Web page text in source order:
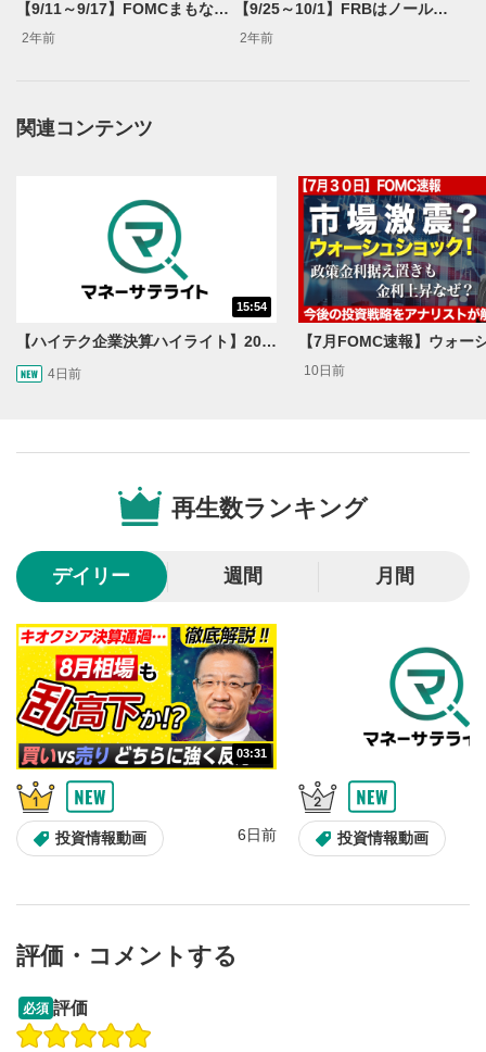
動画再生エリアにマウスを乗せると表示されます。
動画を再生または一時停止します。
10秒戻し/10秒送り
10秒、動画を巻き戻し/早送りします。
再生位置を示しています。再生したい位置をクリック
するとその位置から動画が再生されます。
スライダーを上下すると音量が調整できます。
8
全画面表示
動画が全画面で表示されます。再度クリックすると元
のサイズに戻ります。
【9/11～9/17】FOMCまもなく…利下げ幅0.25％か！？景気はソフトランディングへ！＜米国マーケットダイジェスト＞
2年前
【9/25～10/1】FRBはノールックで1.5％利下げ可能 なぜ物色対象に？景気循環＆出遅れAI＜米国マーケットダイジェスト＞
2年前
関連コンテンツ
15:54
【ハイテク企業決算ハイライト】2027年分のメモリに売切れ報道!?＜米国マーケットダイジェスト8/5号＞
4日前 10日前
再生数ランキング
デイリー 週間 月間
03:31
投資情報動画 6日前 投資情報動画
操作説明動画
評価・コメントする
必須 評価